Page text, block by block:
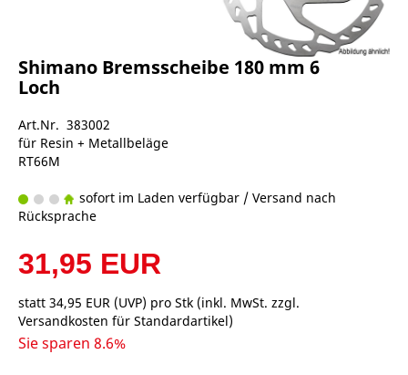
Shimano Bremsscheibe 180 mm 6
Loch
Art.Nr. 383002
für Resin + Metallbeläge
RT66M
sofort im Laden verfügbar / Versand nach
Rücksprache
31,95 EUR
statt 34,95 EUR (UVP) pro Stk (inkl. MwSt. zzgl.
Versandkosten für Standardartikel)
Sie sparen 8.6%